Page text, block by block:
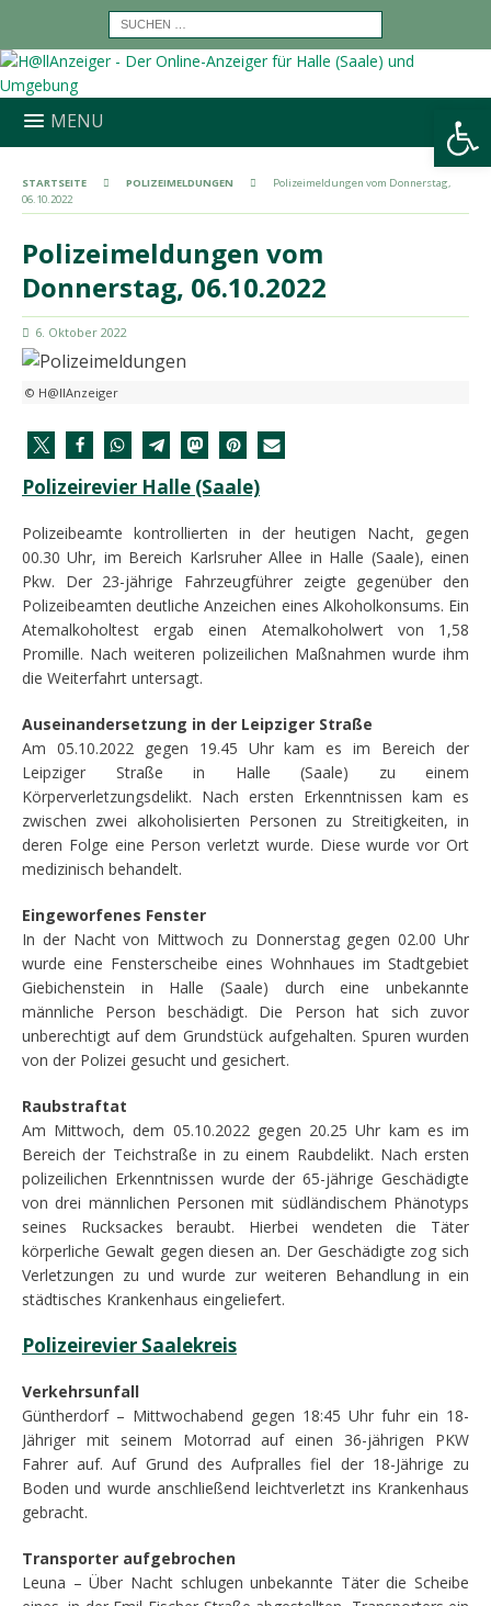
Werkzeugleiste öffnen
MENU
STARTSEITE POLIZEIMELDUNGEN
Polizeimeldungen vom Donnerstag,
06.10.2022
Polizeimeldungen vom
Donnerstag, 06.10.2022
6. Oktober 2022
© H@llAnzeiger
Polizeirevier Halle (Saale)
Polizeibeamte kontrollierten in der heutigen Nacht, gegen
00.30 Uhr, im Bereich Karlsruher Allee in Halle (Saale), einen
Pkw. Der 23-jährige Fahrzeugführer zeigte gegenüber den
Polizeibeamten deutliche Anzeichen eines Alkoholkonsums. Ein
Atemalkoholtest ergab einen Atemalkoholwert von 1,58
Promille. Nach weiteren polizeilichen Maßnahmen wurde ihm
die Weiterfahrt untersagt.
Auseinandersetzung in der Leipziger Straße
Am 05.10.2022 gegen 19.45 Uhr kam es im Bereich der
Leipziger Straße in Halle (Saale) zu einem
Körperverletzungsdelikt. Nach ersten Erkenntnissen kam es
zwischen zwei alkoholisierten Personen zu Streitigkeiten, in
deren Folge eine Person verletzt wurde. Diese wurde vor Ort
medizinisch behandelt.
Eingeworfenes Fenster
In der Nacht von Mittwoch zu Donnerstag gegen 02.00 Uhr
wurde eine Fensterscheibe eines Wohnhaues im Stadtgebiet
Giebichenstein in Halle (Saale) durch eine unbekannte
männliche Person beschädigt. Die Person hat sich zuvor
unberechtigt auf dem Grundstück aufgehalten. Spuren wurden
von der Polizei gesucht und gesichert.
Raubstraftat
Am Mittwoch, dem 05.10.2022 gegen 20.25 Uhr kam es im
Bereich der Teichstraße in zu einem Raubdelikt. Nach ersten
polizeilichen Erkenntnissen wurde der 65-jährige Geschädigte
von drei männlichen Personen mit südländischem Phänotyps
seines Rucksackes beraubt. Hierbei wendeten die Täter
körperliche Gewalt gegen diesen an. Der Geschädigte zog sich
Verletzungen zu und wurde zur weiteren Behandlung in ein
städtisches Krankenhaus eingeliefert.
Polizeirevier Saalekreis
Verkehrsunfall
Güntherdorf – Mittwochabend gegen 18:45 Uhr fuhr ein 18-
Jähriger mit seinem Motorrad auf einen 36-jährigen PKW
Fahrer auf. Auf Grund des Aufpralles fiel der 18-Jährige zu
Boden und wurde anschließend leichtverletzt ins Krankenhaus
gebracht.
Transporter aufgebrochen
Leuna – Über Nacht schlugen unbekannte Täter die Scheibe